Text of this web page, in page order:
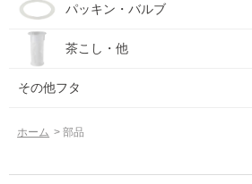
パッキン・バルブ
茶こし・他
その他フタ
ホーム >部品